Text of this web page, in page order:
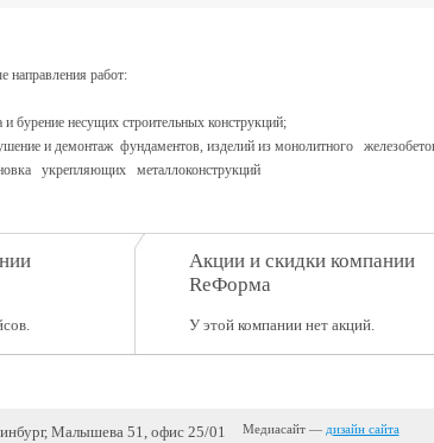
направления работ:
бурение несущих строительных конструкций;
и демонтаж фундаментов, изделий из монолитного
укрепляющих металлоконструкций
Акции и скидки компании
ReФорма
У этой компании нет акций.
Малышева 51, офис 25/01
Медиасайт — дизайн сайта